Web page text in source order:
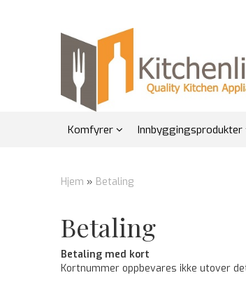
Komfyrer Innbyggingsprodukter
Hjem » Betaling
Betaling
Betaling med kort
Kortnummer oppbevares ikke utover